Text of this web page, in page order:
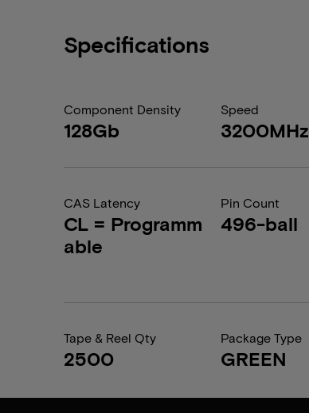
Specifications
Component Density
128Gb
Speed
3200MHz
CAS Latency
CL = Programm
able
Pin Count
496-ball
Tape & Reel Qty
2500
Package Type
GREEN